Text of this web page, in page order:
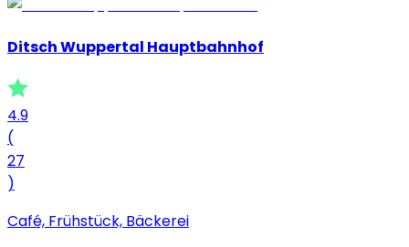
Ditsch Wuppertal Hauptbahnhof
4.9
(
27
)
Café, Frühstück, Bäckerei